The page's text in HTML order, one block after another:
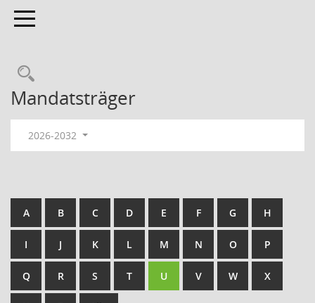
Toggle navigation
Mandatsträger
2026-2032
A B C D E F G H
I J K L M N O P
Q R S T U V W X